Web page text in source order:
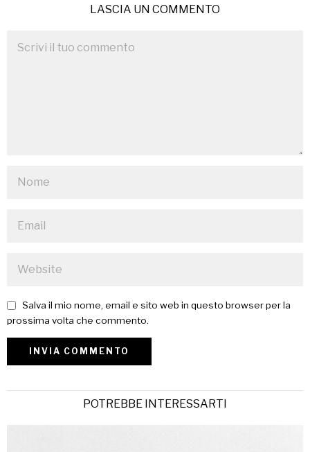
LASCIA UN COMMENTO
Salva il mio nome, email e sito web in questo browser per la
prossima volta che commento.
POTREBBE INTERESSARTI